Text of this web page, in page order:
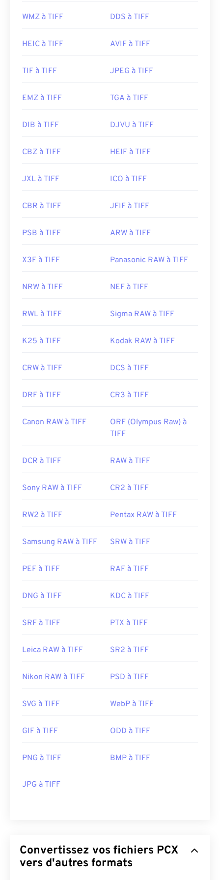
ouvrir et gérer les fichiers TIFF.
Liens utiles:
types/image/raster/tiff-file.html
WMZ à TIFF DDS à TIFF
HEIC à TIFF AVIF à TIFF
TIF à TIFF JPEG à TIFF
EMZ à TIFF TGA à TIFF
DIB à TIFF DJVU à TIFF
CBZ à TIFF HEIF à TIFF
JXL à TIFF ICO à TIFF
CBR à TIFF JFIF à TIFF
PSB à TIFF ARW à TIFF
X3F à TIFF Panasonic RAW à TIFF
NRW à TIFF NEF à TIFF
RWL à TIFF Sigma RAW à TIFF
K25 à TIFF Kodak RAW à TIFF
CRW à TIFF DCS à TIFF
DRF à TIFF CR3 à TIFF
Canon RAW à TIFF
ORF (Olympus Raw) à
TIFF
DCR à TIFF RAW à TIFF
Sony RAW à TIFF CR2 à TIFF
RW2 à TIFF Pentax RAW à TIFF
Samsung RAW à TIFF SRW à TIFF
PEF à TIFF RAF à TIFF
DNG à TIFF KDC à TIFF
SRF à TIFF PTX à TIFF
Leica RAW à TIFF SR2 à TIFF
Nikon RAW à TIFF PSD à TIFF
SVG à TIFF WebP à TIFF
GIF à TIFF ODD à TIFF
PNG à TIFF BMP à TIFF
JPG à TIFF
Convertissez vos fichiers PCX
vers d'autres formats